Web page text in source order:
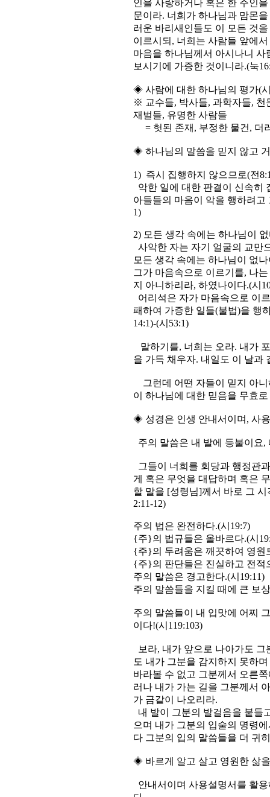
인을 사랑하거나 혹은 한 주인
문이라. 너희가 하나님과 맘몬
러운 바리새인들도 이 모든 것
이르시되, 너희는 사람들 앞에
마음을 하나님께서 아시나니
보시기에 가증한 것이니라.(눅
◈ 사람에 대한 하나님의 평가(시
※ 교수들, 박사들, 과학자들, 천
재벌들, 유명한 사람들
= 헛된 존재, 부정한 물건, 더
◈ 하나님의 말씀을 믿지 않고
1) 즉시 집행하지 않으므로(전
악한 일에 대한 판결이 신속히
아들들의 마음이 악을 행하려
1)
2) 모든 생각 속에는 하나님이
사악한 자는 자기 얼굴의 교만
모든 생각 속에는 하나님이 없
그가 마음속으로 이르기를, 나
지 아니하리라, 하였나이다.(시
어리석은 자가 마음속으로 이
패하여 가증한 일들(불법)을 행
14:1)-(시53:1)
말하기를, 너희는 오라. 내가
을 가득 채우자. 내일도 이 날과
그런데 어떤 자들이 믿지 아니
이 하나님에 대한 믿음을 무효
◈ 성경은 인생 안내서이며, 사용
주의 말씀은 내 발에 등불이요,
그들이 너희를 회당과 행정관
게 혹은 무엇을 대답하며 혹은
할 말을 [성령님]께서 바로 그
2:11-12)
주의 법은 완전하다.(시19:7)
{주}의 법규들은 올바르다.(시
{주}의 두려움은 깨끗하여 영원
{주}의 판단들은 진실하고 전적
주의 말씀은 경고한다.(시19:11)
주의 말씀들을 지킬 때에 큰 보
주의 말씀들이 내 입맛에 어찌
이다!(시119:103)
보라, 내가 앞으로 나아가도
도 내가 그분을 감지하지 못하
바라볼 수 없고 그분께서 오른
러나 내가 가는 길을 그분께서
가 금같이 나오리라.
내 발이 그분의 발걸음을 붙들
으며 내가 그분의 입술의 명령
다 그분의 입의 말씀들을 더 귀
◈ 바르게 알고 살고 영원한 삶
안내서이며 사용설명서를 활